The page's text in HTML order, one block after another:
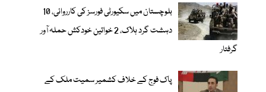
بلوچستان میں سکیورٹی فورسز کی کارروائی، 10
دہشت گرد ہلاک، 2 خواتین خودکش حملہ آور
گرفتار
پاک فوج کے خلاف کشمیر سمیت ملک کے